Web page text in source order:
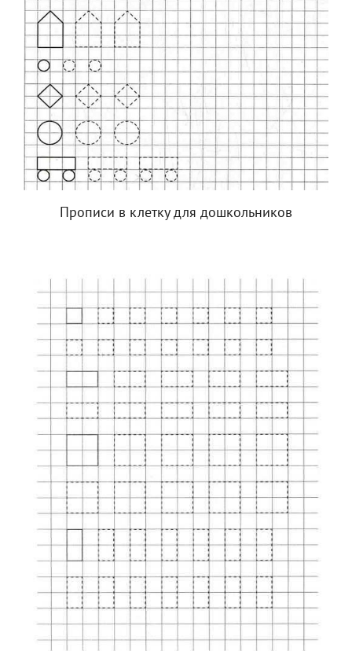
Прописи в клетку для дошкольников